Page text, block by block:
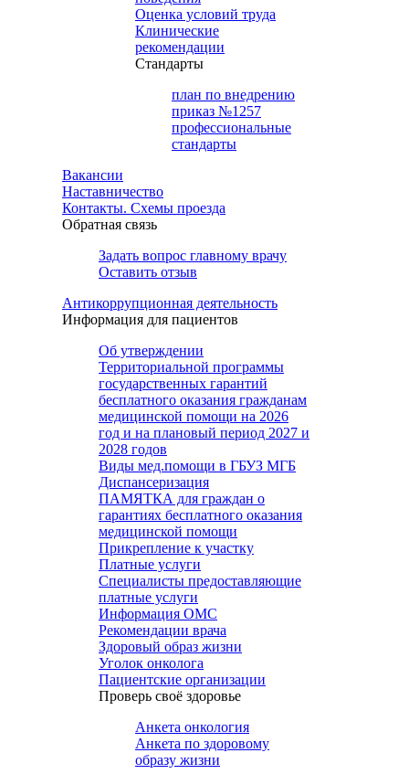
Оценка условий труда
Клинические
рекомендации
Cтандарты
план по внедрению
приказ №1257
профессиональные
стандарты
Вакансии
Наставничество
Контакты. Схемы проезда
Обратная связь
Задать вопрос главному врачу
Оставить отзыв
Антикоррупционная деятельность
Информация для пациентов
Об утверждении
Территориальной программы
государственных гарантий
бесплатного оказания гражданам
медицинской помощи на 2026
год и на плановый период 2027 и
2028 годов
Виды мед.помощи в ГБУЗ МГБ
Диспансеризация
ПАМЯТКА для граждан о
гарантиях бесплатного оказания
медицинской помощи
Прикрепление к участку
Платные услуги
Специалисты предоставляющие
платные услуги
Информация ОМС
Рекомендации врача
Здоровый образ жизни
Уголок онколога
Пациентские организации
Проверь своё здоровье
Анкета онкология
Анкета по здоровому
образу жизни